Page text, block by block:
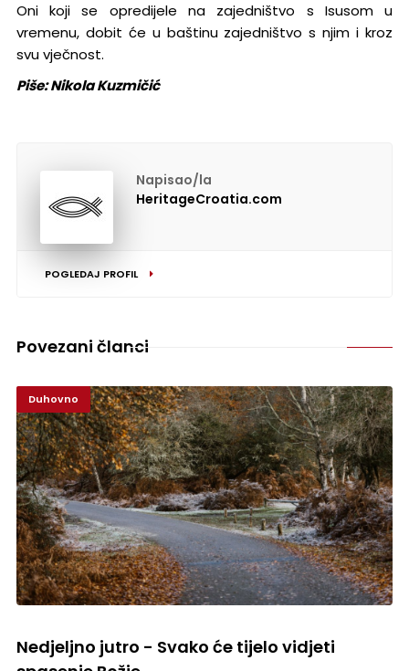
Oni koji se opredijele na zajedništvo s Isusom u
vremenu, dobit će u baštinu zajedništvo s njim i kroz
svu vječnost.
Piše: Nikola Kuzmičić
Napisao/la
HeritageCroatia.com
POGLEDAJ PROFIL
Povezani članci
Duhovno
Nedjeljno jutro - Svako će tijelo vidjeti spasenje Božje
Nedjeljno jutro - Svako će tijelo vidjeti